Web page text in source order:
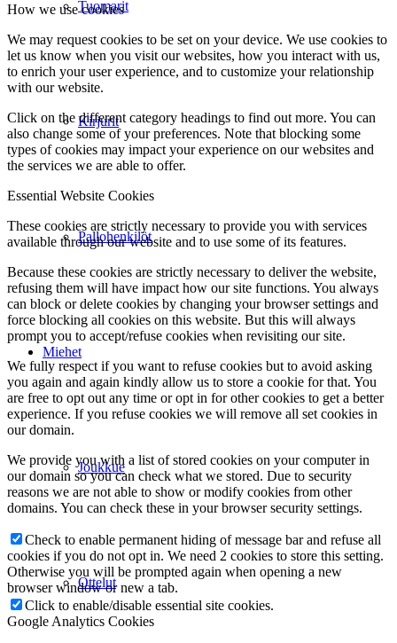
Tuomarit
Kirjurit
Pallohenkilöt
Miehet
Joukkue
Ottelut
How we use cookies
We may request cookies to be set on your device. We use cookies to
let us know when you visit our websites, how you interact with us,
to enrich your user experience, and to customize your relationship
with our website.
Click on the different category headings to find out more. You can
also change some of your preferences. Note that blocking some
types of cookies may impact your experience on our websites and
the services we are able to offer.
Essential Website Cookies
These cookies are strictly necessary to provide you with services
available through our website and to use some of its features.
Because these cookies are strictly necessary to deliver the website,
refusing them will have impact how our site functions. You always
can block or delete cookies by changing your browser settings and
force blocking all cookies on this website. But this will always
prompt you to accept/refuse cookies when revisiting our site.
We fully respect if you want to refuse cookies but to avoid asking
you again and again kindly allow us to store a cookie for that. You
are free to opt out any time or opt in for other cookies to get a better
experience. If you refuse cookies we will remove all set cookies in
our domain.
We provide you with a list of stored cookies on your computer in
our domain so you can check what we stored. Due to security
reasons we are not able to show or modify cookies from other
domains. You can check these in your browser security settings.
Check to enable permanent hiding of message bar and refuse all
cookies if you do not opt in. We need 2 cookies to store this setting.
Otherwise you will be prompted again when opening a new
browser window or new a tab.
Click to enable/disable essential site cookies.
Google Analytics Cookies